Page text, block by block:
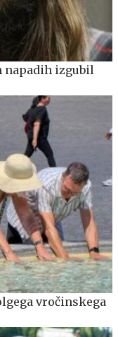
napadih izgubil
vročinskega